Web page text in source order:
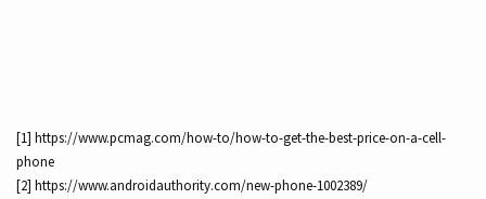
[1] https://www.pcmag.com/how-to/how-to-get-the-best-price-on-a-cell-
phone
[2] https://www.androidauthority.com/new-phone-1002389/